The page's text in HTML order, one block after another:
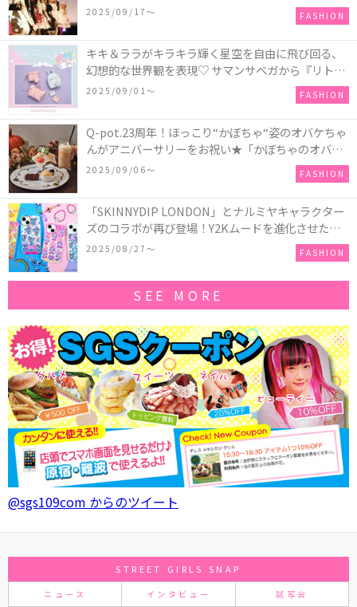
2025/09/17〜 FASHION
キキ＆ララがキラキラ輝く星空を自由に飛び回る、
幻想的な世界観を表現♡ サマンサベガから『リトル
ツインスターズ』50周年アニバーサリーイヤー』を
2025/09/01〜 FASHION
Q-pot.23周年！ほっこり“かぼちゃ“姿のオバケちゃ
んがアニバーサリーをお祝い★「かぼちゃのオバケ
ーキアクセサリー」が新発売！Q-pot CAFE.では
「かぼちゃのオバケーキプレート」も登場
2025/09/06〜 FASHION
「SKINNYDIP LONDON」とナルミヤキャラクター
ズのコラボが再び登場！Y2Kムードを進化させた新
作コレクションを発売♪
2025/08/27〜 FASHION
SEE MORE
@sgs109com からのツイート
STREET GIRLS SNAP
ニュース インタビュー 試写会